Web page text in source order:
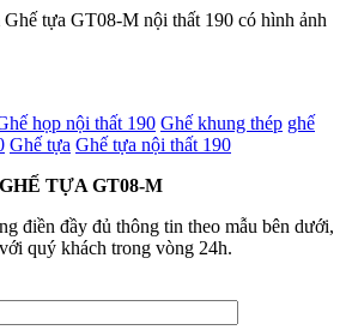
Ghế tựa GT08-M nội thất 190 có hình ảnh
họp nội thất 190 Ghế khung thép ghế
Ghế tựa Ghế tựa nội thất 190
GHẾ TỰA GT08-M
điền đầy đủ thông tin theo mẫu bên dưới,
quý khách trong vòng 24h.